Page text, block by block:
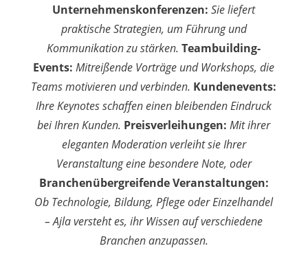
Unternehmenskonferenzen: Sie liefert
praktische Strategien, um Führung und
Kommunikation zu stärken.Teambuilding-
Events: Mitreißende Vorträge und Workshops, die
Teams motivieren und verbinden. Kundenevents:
Ihre Keynotes schaffen einen bleibenden Eindruck
bei Ihren Kunden. Preisverleihungen: Mit ihrer
eleganten Moderation verleiht sie Ihrer
Veranstaltung eine besondere Note, oder
Branchenübergreifende Veranstaltungen:
Ob Technologie, Bildung, Pflege oder Einzelhandel
– Ajla versteht es, ihr Wissen auf verschiedene
Branchen anzupassen.